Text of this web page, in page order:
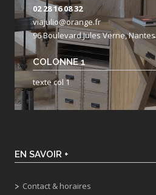
02 28 16 08 32
viajulio@orange.fr
96 Boulevard Jules Verne, Nantes
COLONNE 1
texte col 1
EN SAVOIR +
Contact & horaires